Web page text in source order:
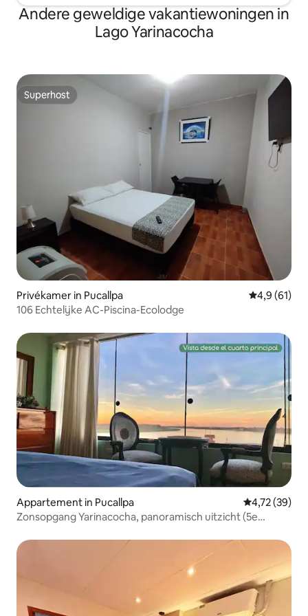
Andere geweldige vakantiewoningen in
Lago Yarinacocha
Superhost
Superhost
Privékamer in Pucallpa
4,9 (61)
106 Echtelijke AC-Piscina-Ecolodge
Appartement in Pucallpa Gemiddelde
4,72 (39)
Zonsopgang Yarinacocha, panoramisch uitzicht (5e